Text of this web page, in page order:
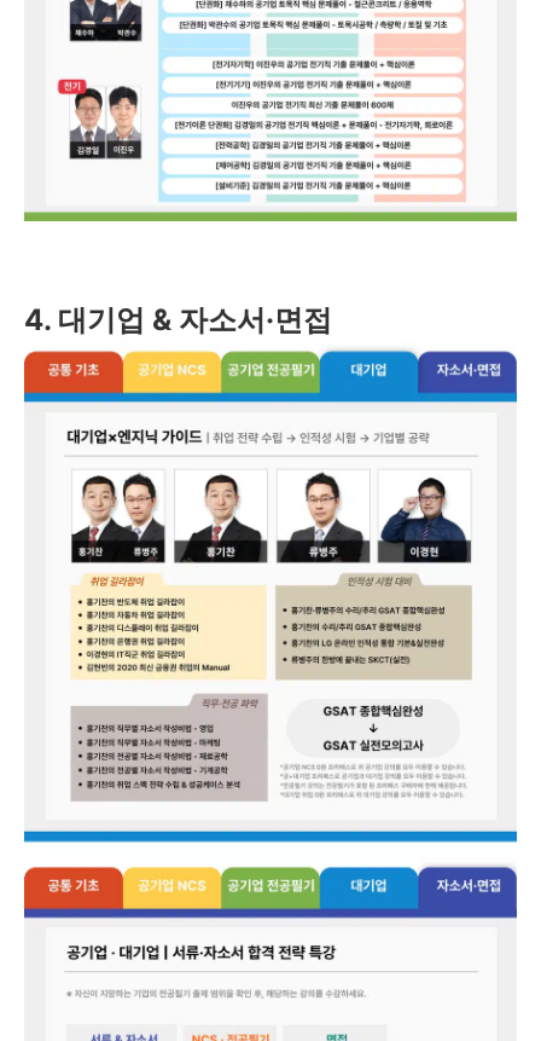
4. 대기업 & 자소서·면접